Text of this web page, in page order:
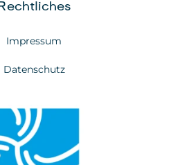
Impressum
Datenschutz